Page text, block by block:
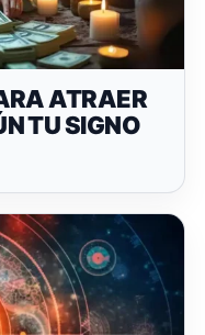
ATRAER
TU SIGNO